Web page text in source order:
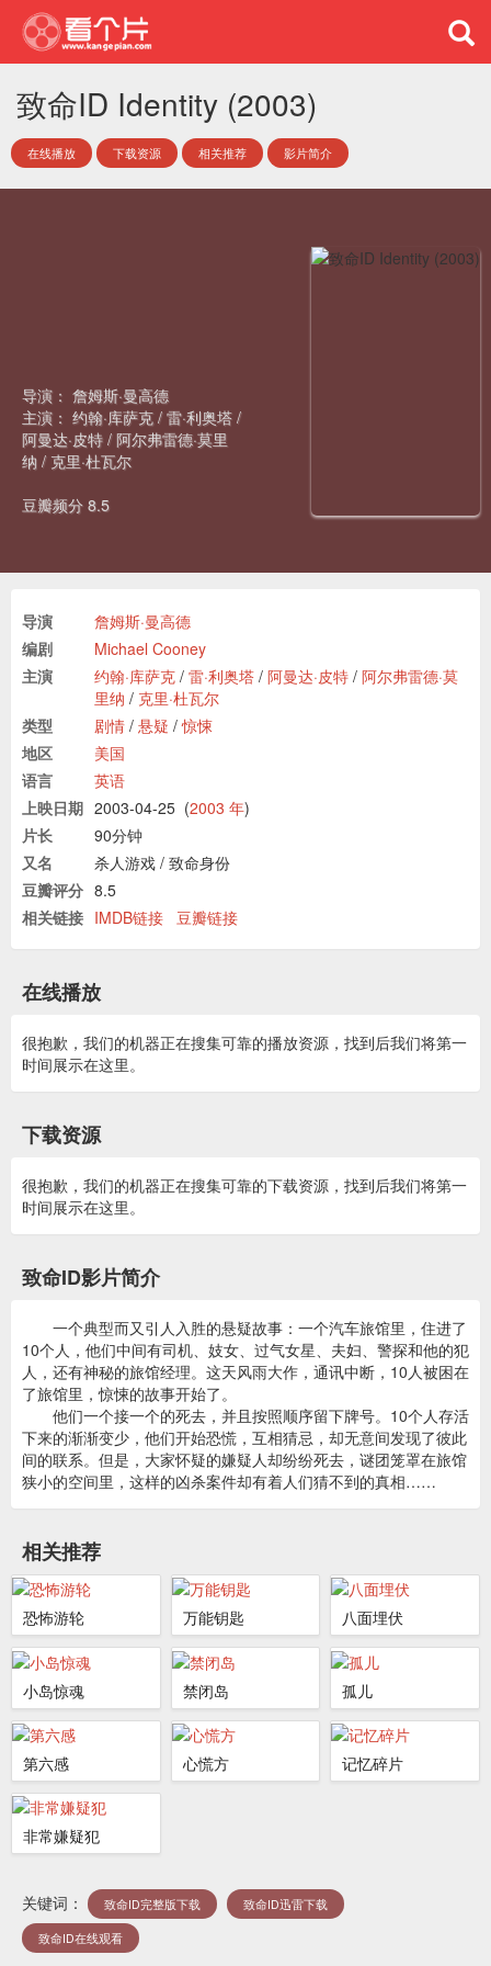
致命ID Identity (2003)
在线播放 下载资源 相关推荐 影片简介
导演： 詹姆斯·曼高德
主演： 约翰·库萨克 /雷·利奥塔 /
阿曼达·皮特 /阿尔弗雷德·莫里
纳 / 克里·杜瓦尔
豆瓣频分 8.5
导演
詹姆斯·曼高德
编剧
Michael Cooney
主演
约翰·库萨克 / 雷·利奥塔 / 阿曼达·皮特 / 阿尔弗雷德·莫
里纳 / 克里·杜瓦尔
类型
剧情 / 悬疑 /惊悚
地区
美国
语言
英语
上映日期 2003-04-25 (2003 年)
片长
90分钟
又名
杀人游戏 / 致命身份
豆瓣评分 8.5
相关链接 IMDB链接 豆瓣链接
在线播放
很抱歉，我们的机器正在搜集可靠的播放资源，找到后我们将第一
时间展示在这里。
下载资源
很抱歉，我们的机器正在搜集可靠的下载资源，找到后我们将第一
时间展示在这里。
致命ID影片简介
一个典型而又引人入胜的悬疑故事：一个汽车旅馆里，住进了
10个人，他们中间有司机、妓女、过气女星、夫妇、警探和他的犯
人，还有神秘的旅馆经理。这天风雨大作，通讯中断，10人被困在
了旅馆里，惊悚的故事开始了。
他们一个接一个的死去，并且按照顺序留下牌号。10个人存活
下来的渐渐变少，他们开始恐慌，互相猜忌，却无意间发现了彼此
间的联系。但是，大家怀疑的嫌疑人却纷纷死去，谜团笼罩在旅馆
狭小的空间里，这样的凶杀案件却有着人们猜不到的真相……
相关推荐
恐怖游轮 万能钥匙 八面埋伏
小岛惊魂 禁闭岛 孤儿
第六感 心慌方 记忆碎片
非常嫌疑犯
关键词： 致命ID完整版下载 致命ID迅雷下载
致命ID在线观看